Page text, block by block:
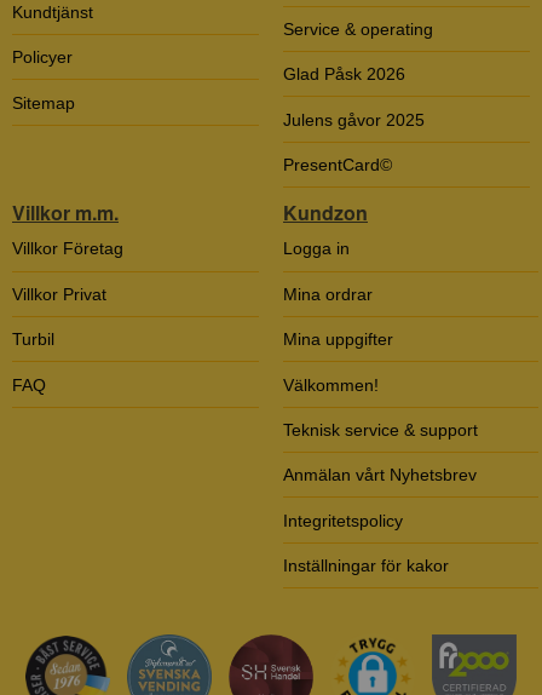
Kundtjänst
Policyer
Sitemap
Service & operating
Glad Påsk 2026
Julens gåvor 2025
PresentCard©
Villkor m.m.
Villkor Företag
Villkor Privat
Turbil
FAQ
Kundzon
Logga in
Mina ordrar
Mina uppgifter
Välkommen!
Teknisk service & support
Anmälan vårt Nyhetsbrev
Integritetspolicy
Inställningar för kakor